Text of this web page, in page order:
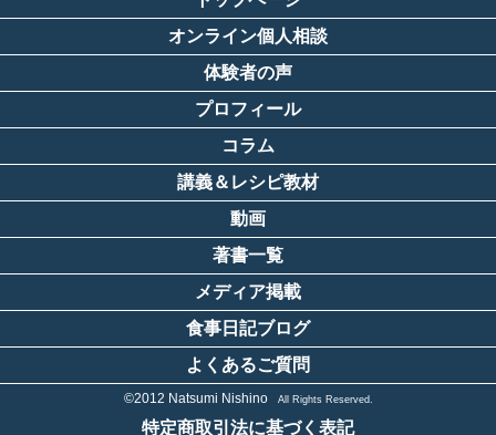
オンライン個人相談
体験者の声
プロフィール
コラム
講義＆レシピ教材
動画
著書一覧
メディア掲載
食事日記ブログ
よくあるご質問
特定商取引法に基づく表記
©2012 Natsumi NishinoAll Rights Reserved.